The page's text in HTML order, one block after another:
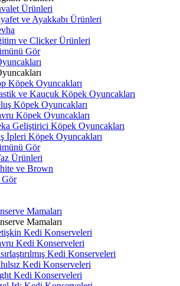
Ürünleri
ve Ayakkabı Ürünleri
ve Clicker Ürünleri
Gör
Köpek Oyuncakları
ve Kauçuk Köpek Oyuncakları
Köpek Oyuncakları
Köpek Oyuncakları
Geliştirici Köpek Oyuncakları
İpleri Köpek Oyuncakları
Gör
Ürünleri
ve Brown
Gör
Mamaları
Mamaları
Kedi Konserveleri
Kedi Konserveleri
Kedi Konserveleri
Kedi Konserveleri
Kedi Konserveleri